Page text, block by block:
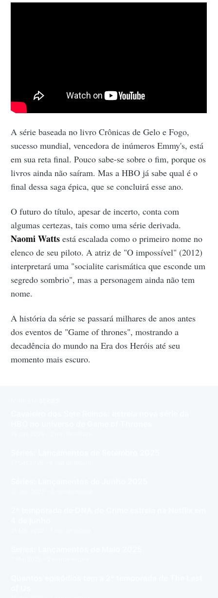
A série baseada no livro Crônicas de Gelo e Fogo,
sucesso mundial, vencedora de inúmeros Emmy's, está
em sua reta final. Pouco sabe-se sobre o fim, porque os
livros ainda não saíram. Mas a HBO já sabe qual é o
final dessa saga épica, que se concluirá esse ano.
O futuro do título, apesar de incerto, conta com
algumas certezas, tais como uma série derivada.
Naomi Wattsestá escalada como o primeiro nome no
elenco de seu piloto. A atriz de "O impossível" (2012)
interpretará uma "socialite carismática que esconde um
segredo sombrio", mas a personagem ainda não tem
nome.
A história da série se passará milhares de anos antes
dos eventos de "Game of thrones", mostrando a
decadência do mundo na Era dos Heróis até seu
momento mais escuro.